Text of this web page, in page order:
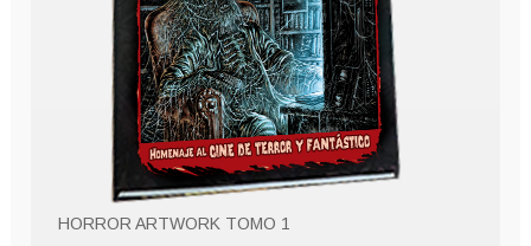
HORROR ARTWORK TOMO 1